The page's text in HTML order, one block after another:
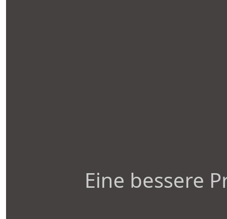
Eine bessere